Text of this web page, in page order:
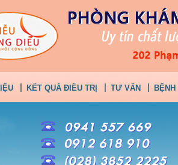
KẾT QUẢ ĐIỀU TRỊ TƯ VẤN BỆNH